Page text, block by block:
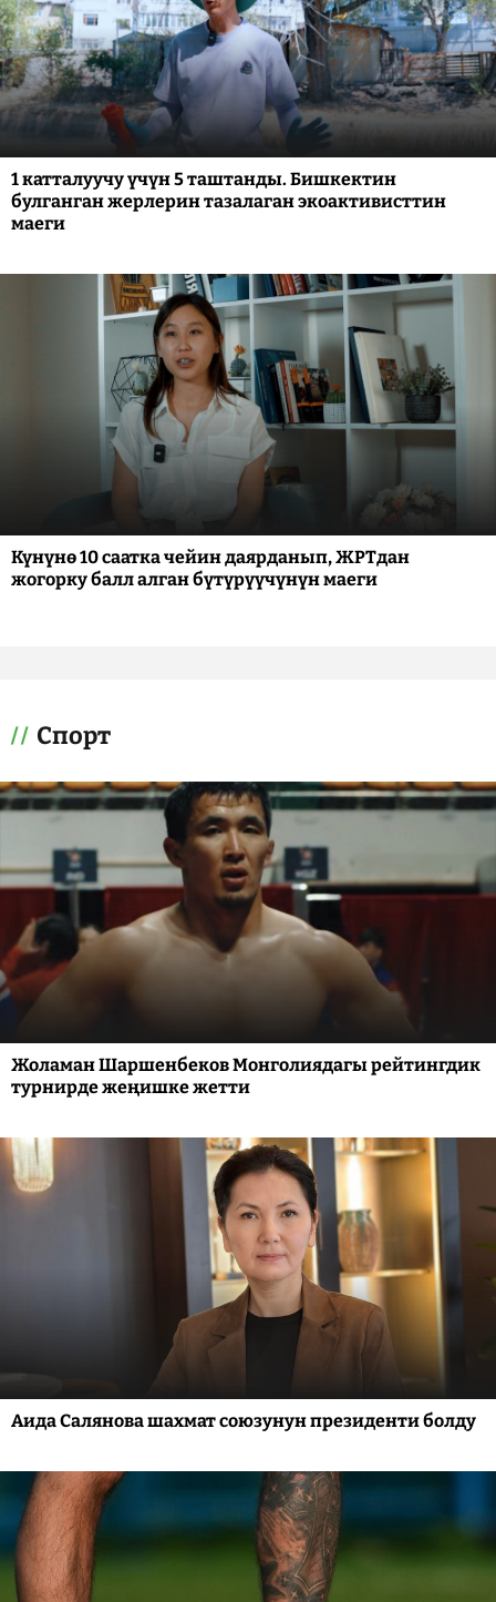
1 катталуучу үчүн 5 таштанды. Бишкектин
булганган жерлерин тазалаган экоактивисттин
маеги
Күнүнө 10 саатка чейин даярданып, ЖРТдан
жогорку балл алган бүтүрүүчүнүн маеги
Спорт
Жоламан Шаршенбеков Монголиядагы рейтингдик
турнирде жеңишке жетти
Аида Салянова шахмат союзунун президенти болду